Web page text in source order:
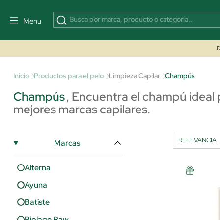
Menu
Inicio Productos para el pelo Limpieza Capilar Champús
Champús, Encuentra el champú ideal
mejores marcas capilares.
Marcas
Alterna
Ayuna
Batiste